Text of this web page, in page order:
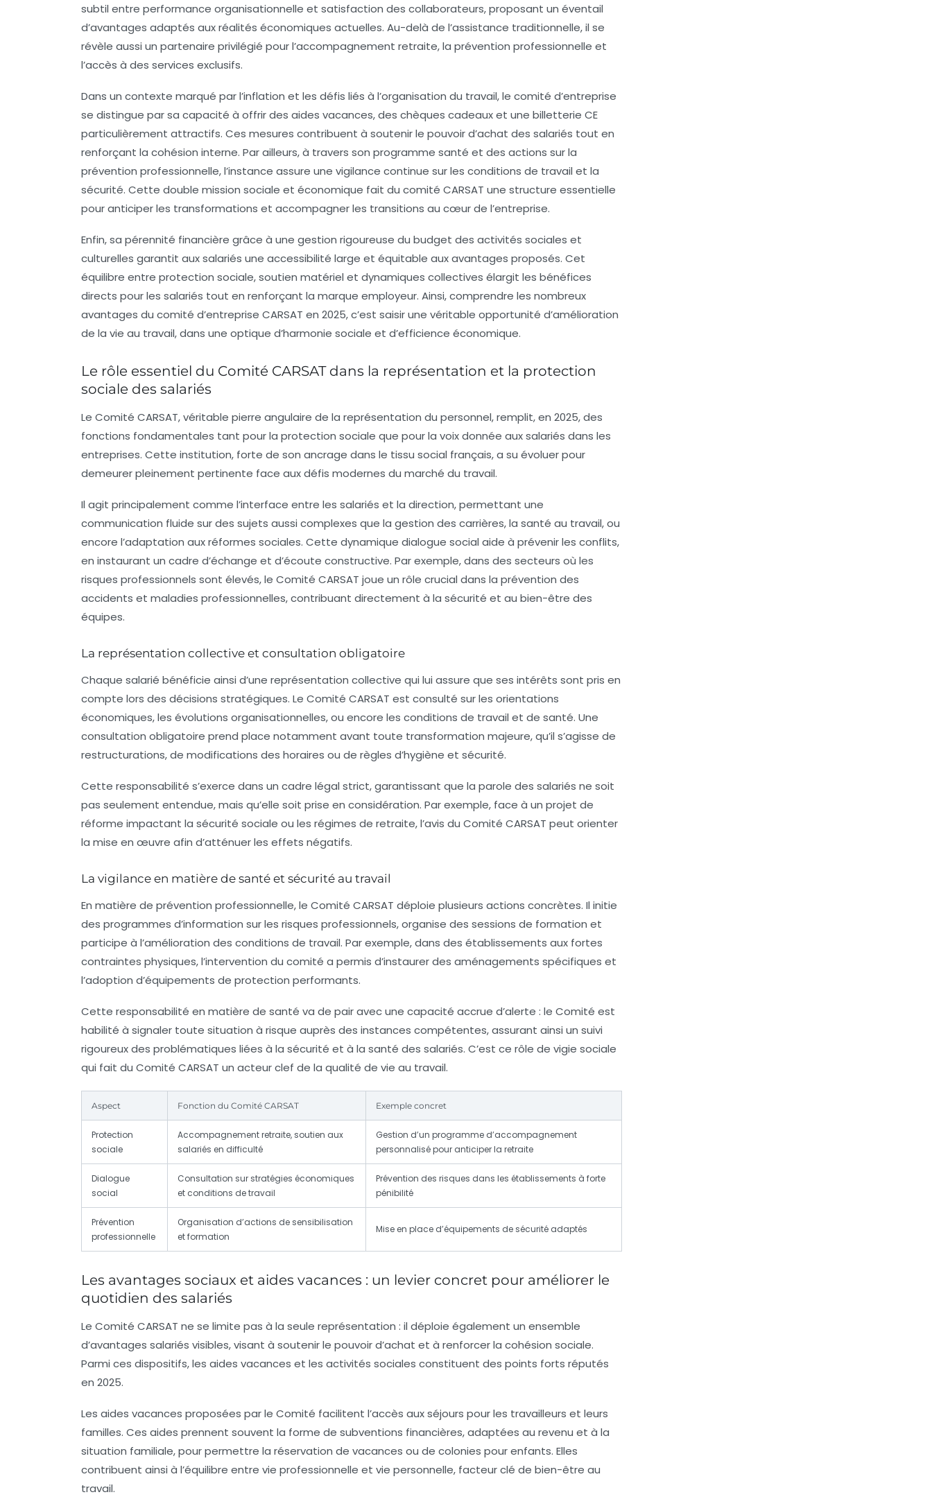
subtil entre performance organisationnelle et satisfaction des collaborateurs, proposant un éventail
d’avantages adaptés aux réalités économiques actuelles. Au-delà de l’assistance traditionnelle, il se
révèle aussi un partenaire privilégié pour l’accompagnement retraite, la prévention professionnelle et
l’accès à des services exclusifs.
Dans un contexte marqué par l’inflation et les défis liés à l’organisation du travail, le comité d’entreprise
se distingue par sa capacité à offrir des aides vacances, des chèques cadeaux et une billetterie CE
particulièrement attractifs. Ces mesures contribuent à soutenir le pouvoir d’achat des salariés tout en
renforçant la cohésion interne. Par ailleurs, à travers son programme santé et des actions sur la
prévention professionnelle, l’instance assure une vigilance continue sur les conditions de travail et la
sécurité. Cette double mission sociale et économique fait du comité CARSAT une structure essentielle
pour anticiper les transformations et accompagner les transitions au cœur de l’entreprise.
Enfin, sa pérennité financière grâce à une gestion rigoureuse du budget des activités sociales et
culturelles garantit aux salariés une accessibilité large et équitable aux avantages proposés. Cet
équilibre entre protection sociale, soutien matériel et dynamiques collectives élargit les bénéfices
directs pour les salariés tout en renforçant la marque employeur. Ainsi, comprendre les nombreux
avantages du comité d’entreprise CARSAT en 2025, c’est saisir une véritable opportunité d’amélioration
de la vie au travail, dans une optique d’harmonie sociale et d’efficience économique.
Le rôle essentiel du Comité CARSAT dans la représentation et la protection
sociale des salariés
Le Comité CARSAT, véritable pierre angulaire de la représentation du personnel, remplit, en 2025, des
fonctions fondamentales tant pour la protection sociale que pour la voix donnée aux salariés dans les
entreprises. Cette institution, forte de son ancrage dans le tissu social français, a su évoluer pour
demeurer pleinement pertinente face aux défis modernes du marché du travail.
Il agit principalement comme l’interface entre les salariés et la direction, permettant une
communication fluide sur des sujets aussi complexes que la gestion des carrières, la santé au travail, ou
encore l’adaptation aux réformes sociales. Cette dynamique dialogue social aide à prévenir les conflits,
en instaurant un cadre d’échange et d’écoute constructive. Par exemple, dans des secteurs où les
risques professionnels sont élevés, le Comité CARSAT joue un rôle crucial dans la prévention des
accidents et maladies professionnelles, contribuant directement à la sécurité et au bien-être des
équipes.
La représentation collective et consultation obligatoire
Chaque salarié bénéficie ainsi d’une représentation collective qui lui assure que ses intérêts sont pris en
compte lors des décisions stratégiques. Le Comité CARSAT est consulté sur les orientations
économiques, les évolutions organisationnelles, ou encore les conditions de travail et de santé. Une
consultation obligatoire prend place notamment avant toute transformation majeure, qu’il s’agisse de
restructurations, de modifications des horaires ou de règles d’hygiène et sécurité.
Cette responsabilité s’exerce dans un cadre légal strict, garantissant que la parole des salariés ne soit
pas seulement entendue, mais qu’elle soit prise en considération. Par exemple, face à un projet de
réforme impactant la sécurité sociale ou les régimes de retraite, l’avis du Comité CARSAT peut orienter
la mise en œuvre afin d’atténuer les effets négatifs.
La vigilance en matière de santé et sécurité au travail
En matière de prévention professionnelle, le Comité CARSAT déploie plusieurs actions concrètes. Il initie
des programmes d’information sur les risques professionnels, organise des sessions de formation et
participe à l’amélioration des conditions de travail. Par exemple, dans des établissements aux fortes
contraintes physiques, l’intervention du comité a permis d’instaurer des aménagements spécifiques et
l’adoption d’équipements de protection performants.
Cette responsabilité en matière de santé va de pair avec une capacité accrue d’alerte : le Comité est
habilité à signaler toute situation à risque auprès des instances compétentes, assurant ainsi un suivi
rigoureux des problématiques liées à la sécurité et à la santé des salariés. C’est ce rôle de vigie sociale
qui fait du Comité CARSAT un acteur clef de la qualité de vie au travail.
Aspect Fonction du Comité CARSAT Exemple concret
Protection
sociale
Accompagnement retraite, soutien aux
salariés en difficulté
Gestion d’un programme d’accompagnement
personnalisé pour anticiper la retraite
Dialogue
social
Consultation sur stratégies économiques
et conditions de travail
Prévention des risques dans les établissements à forte
pénibilité
Prévention
professionnelle
Organisation d’actions de sensibilisation
et formation
Mise en place d’équipements de sécurité adaptés
Les avantages sociaux et aides vacances : un levier concret pour améliorer le
quotidien des salariés
Le Comité CARSAT ne se limite pas à la seule représentation : il déploie également un ensemble
d’avantages salariés visibles, visant à soutenir le pouvoir d’achat et à renforcer la cohésion sociale.
Parmi ces dispositifs, les aides vacances et les activités sociales constituent des points forts réputés
en 2025.
Les aides vacances proposées par le Comité facilitent l’accès aux séjours pour les travailleurs et leurs
familles. Ces aides prennent souvent la forme de subventions financières, adaptées au revenu et à la
situation familiale, pour permettre la réservation de vacances ou de colonies pour enfants. Elles
contribuent ainsi à l’équilibre entre vie professionnelle et vie personnelle, facteur clé de bien-être au
travail.